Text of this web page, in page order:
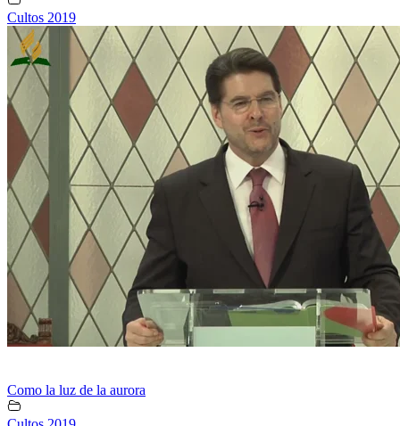
Cultos 2019
Como la luz de la aurora